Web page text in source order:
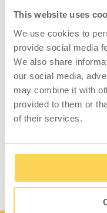
This website uses
We use cookies to
provide social media
We also share
our social media,
may combine it with
provided to them or
of their services.
Arbeitsstationen
ist aus
verfügt über
grau lackiert
mobilen
Stauraum für
zu schaffen.